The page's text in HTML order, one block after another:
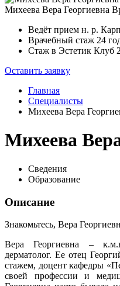
Михеева Вера Георгиевна
Ведёт прием н. р.
Врачебный стаж 24
Стаж в Эстетик Клуб
Оставить заявку
Главная
Специалисты
Михеева Вера
Михеева
Сведения
Образование
Описание
Знакомьтесь, Вера
Вера Георгиевна –
дерматолог. Ее отец
стажем, доцент кафедры
своей профессии и